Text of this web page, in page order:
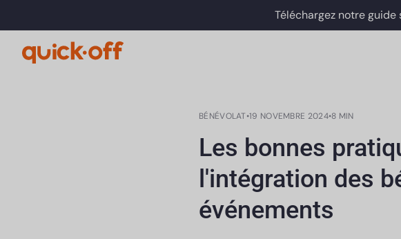
Téléchargez notre
BÉNÉVOLAT•19 NOVEMBRE 2024•8 MIN
Les bonnes
l'intégration des
événements